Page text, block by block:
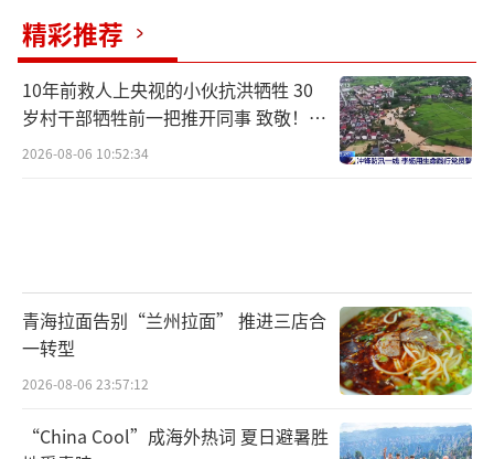
精彩推荐
10年前救人上央视的小伙抗洪牺牲 30
岁村干部牺牲前一把推开同事 致敬！送
别！
2026-08-06 10:52:34
青海拉面告别“兰州拉面” 推进三店合
一转型
2026-08-06 23:57:12
“China Cool”成海外热词 夏日避暑胜